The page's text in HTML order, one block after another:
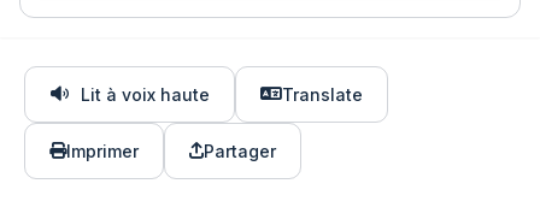
Lit à voix haute Translate
Imprimer Partager